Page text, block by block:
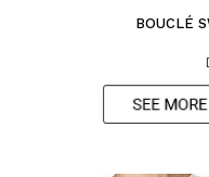
BOUCLÉ